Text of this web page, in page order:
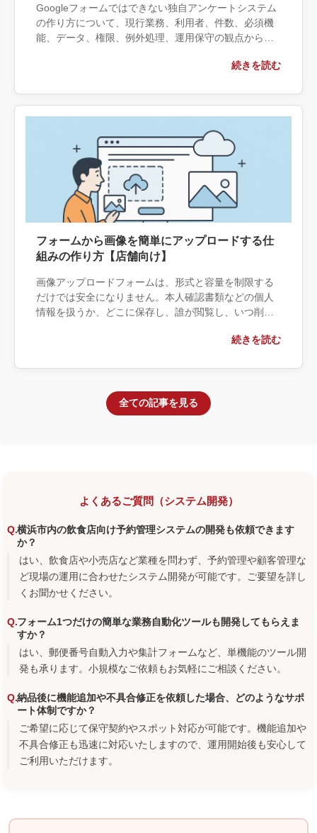
Googleフォームではできない独自アンケートシステム
の作り方について、現行業務、利用者、件数、必須機
能、データ、権限、例外処理、運用保守の観点から実
と外部へ相談する条件、相談前に用意する情報、依頼
続きを読む
フォームから画像を簡単にアップロードする仕
組みの作り方【店舗向け】
画像アップロードフォームは、形式と容量を制限する
だけでは安全になりません。本人確認書類などの個人
情報を扱うか、どこに保存し、誰が閲覧し、いつ削除
ウド保存・個別開発の境界と、安全に運用するための
続きを読む
全ての記事を見る
よくあるご質問（システム開発）
横浜市内の飲食店向け予約管理システムの開発も依頼できます
か？
はい、飲食店や小売店など業種を問わず、予約管理や顧客管理な
ど現場の運用に合わせたシステム開発が可能です。ご要望を詳し
くお聞かせください。
フォーム1つだけの簡単な業務自動化ツールも開発してもらえま
すか？
はい、郵便番号自動入力や集計フォームなど、単機能のツール開
発も承ります。小規模なご依頼もお気軽にご相談ください。
納品後に機能追加や不具合修正を依頼した場合、どのようなサポ
ート体制ですか？
ご希望に応じて保守契約やスポット対応が可能です。機能追加や
不具合修正も迅速に対応いたしますので、運用開始後も安心して
ご利用いただけます。